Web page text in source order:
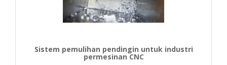
Sistem pemulihan pendingin untuk industri
permesinan CNC